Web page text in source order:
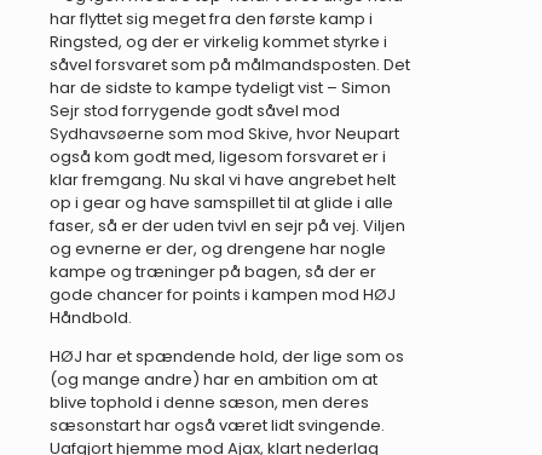
har flyttet sig meget fra den første kamp i
Ringsted, og der er virkelig kommet styrke i
såvel forsvaret som på målmandsposten. Det
har de sidste to kampe tydeligt vist – Simon
Sejr stod forrygende godt såvel mod
Sydhavsøerne som mod Skive, hvor Neupart
også kom godt med, ligesom forsvaret er i
klar fremgang. Nu skal vi have angrebet helt
op i gear og have samspillet til at glide i alle
faser, så er der uden tvivl en sejr på vej. Viljen
og evnerne er der, og drengene har nogle
kampe og træninger på bagen, så der er
gode chancer for points i kampen mod HØJ
Håndbold.
HØJ har et spændende hold, der lige som os
(og mange andre) har en ambition om at
blive tophold i denne sæson, men deres
sæsonstart har også været lidt svingende.
Uafgjort hjemme mod Ajax, klart nederlag